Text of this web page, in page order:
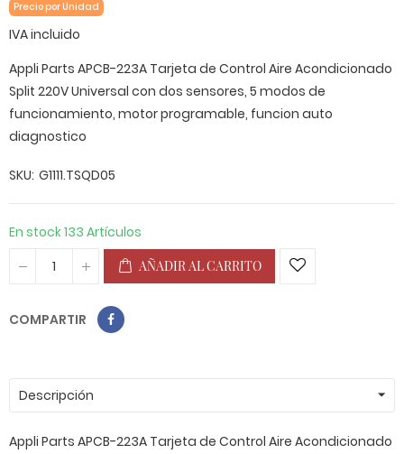
Precio por Unidad
IVA incluido
Appli Parts APCB-223A Tarjeta de Control Aire Acondicionado
Split 220V Universal con dos sensores, 5 modos de
funcionamiento, motor programable, funcion auto
diagnostico
SKU G1111.TSQD05
En stock133 Artículos
AÑADIR AL CARRITO
COMPARTIR
Descripción
Appli Parts APCB-223A Tarjeta de Control Aire Acondicionado